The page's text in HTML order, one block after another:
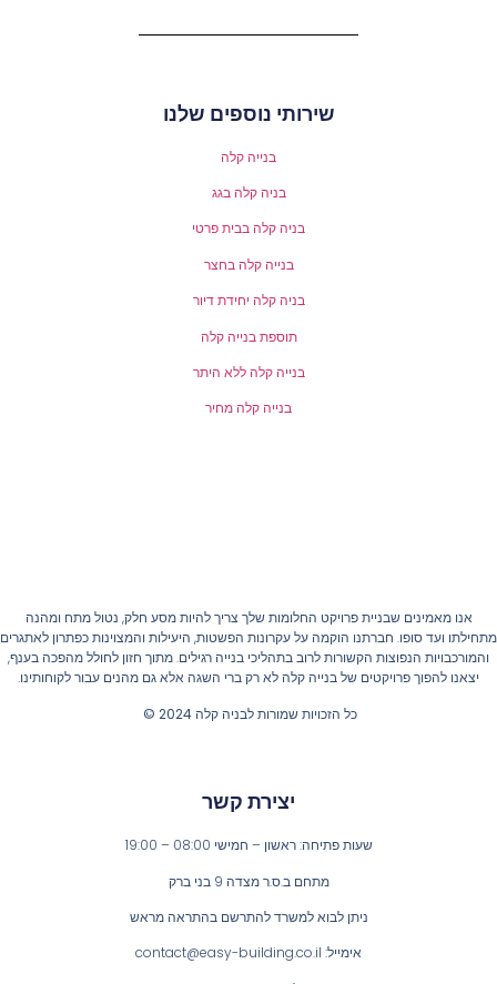
שירותי נוספים שלנו
בנייה קלה
בניה קלה בגג
בניה קלה בבית פרטי
בנייה קלה בחצר
בניה קלה יחידת דיור
תוספת בנייה קלה
בנייה קלה ללא היתר
בנייה קלה מחיר
אנו מאמינים שבניית פרויקט החלומות שלך צריך להיות מסע חלק, נטול מתח ומהנה
ועד סופו. חברתנו הוקמה על עקרונות הפשטות, היעילות והמצוינות כפתרון לאתגרים
והמורכבויות הנפוצות הקשורות לרוב בתהליכי בנייה רגילים. מתוך חזון לחולל מהפכה בענף,
יצאנו להפוך פרויקטים של בנייה קלה לא רק ברי השגה אלא גם מהנים עבור לקוחותינו.
כל הזכויות שמורות לבניה קלה 2024 ©
יצירת קשר
שעות פתיחה: ראשון – חמישי 08:00 – 19:00
מתחם ב.ס.ר מצדה 9 בני ברק
ניתן לבוא למשרד להתרשם בהתראה מראש
אימייל: contact@easy-building.co.il